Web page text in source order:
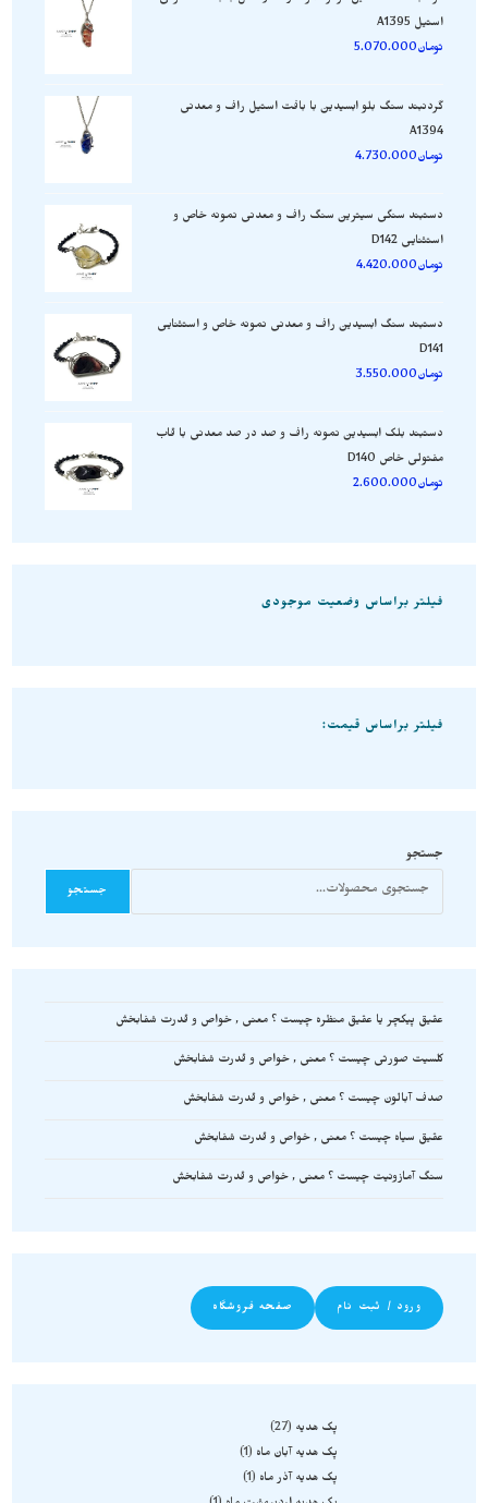
استیل A1395
تومان5.070.000
گردنبند سنگ بلو ابسیدین با بافت استیل راف و معدنی
A1394
تومان4.730.000
دستبند سنگی سیترین سنگ راف و معدنی نمونه خاص و
استثنایی D142
تومان4.420.000
دستبند سنگ ابسیدین راف و معدنی نمونه خاص و استثنایی
D141
تومان3.550.000
دستبند بلک ابسیدین نمونه راف و صد در صد معدنی با قاب
مفتولی خاص D140
تومان2.600.000
فیلتر براساس وضعیت موجودی
فیلتر براساس قیمت:
جستجو
جستجو
عقیق پیکچر یا عقیق منظره چیست ؟ معنی , خواص و قدرت شفابخش
کلسیت صورتی چیست ؟ معنی , خواص و قدرت شفابخش
صدف آبالون چیست ؟ معنی , خواص و قدرت شفابخش
عقیق سیاه چیست ؟ معنی , خواص و قدرت شفابخش
سنگ آمازونیت چیست ؟ معنی , خواص و قدرت شفابخش
ورود / ثبت نام صفحه فروشگاه
پک هدیه
27
پک هدیه آبان ماه
1
پک هدیه آذر ماه
1